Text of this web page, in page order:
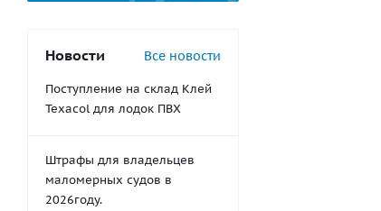
Новости Все новости
Поступление на склад Клей
Texacol для лодок ПВХ
Штрафы для владельцев
маломерных судов в
2026году.